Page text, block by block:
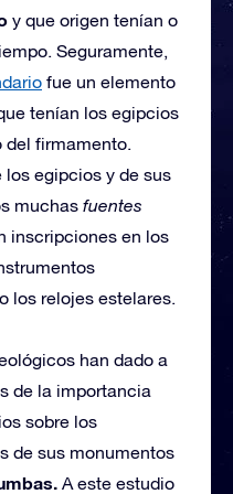
y que origen tenían o
Seguramente,
fue un elemento
tenían los egipcios
del firmamento.
egipcios y de sus
muchas fuentes
inscripciones en los
los relojes estelares.
han dado a
de la importancia
sobre los
de sus monumentos
A este estudio